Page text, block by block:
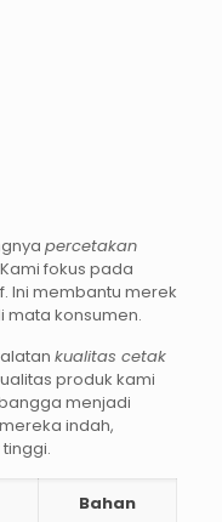
percetakan
fokus pada
Ini membantu merek
mata konsumen.
kualitas cetak
produk kami
menjadi
indah,
Bahan